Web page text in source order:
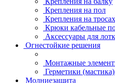
Крепления на пол
Крепления на тросах
Крюки кабельные
Аксессуары для
Огнестойкие решения
Монтажные
Герметики
Молниезащита